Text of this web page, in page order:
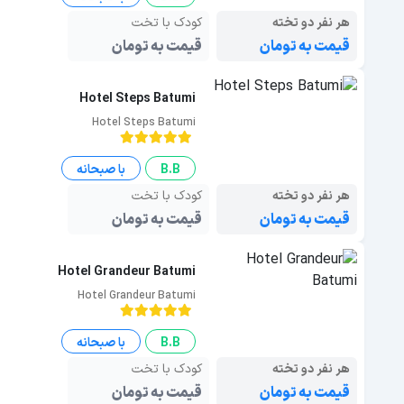
هر نفر دو تخته
قیمت به تومان
کودک با تخت
قیمت به تومان
Hotel Steps Batumi
Hotel Steps Batumi
B.B
با صبحانه
هر نفر دو تخته
قیمت به تومان
کودک با تخت
قیمت به تومان
Hotel Grandeur Batumi
Hotel Grandeur Batumi
B.B
با صبحانه
هر نفر دو تخته
قیمت به تومان
کودک با تخت
قیمت به تومان